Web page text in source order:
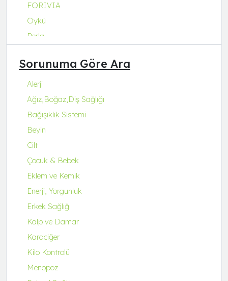
FORIVIA
Öykü
Perla
Q-Collagen
Q-Fit
Q-MENA
Q-UZU
ROBİN&ODİN
Sorunuma Göre Ara
Alerji
Ağız,Boğaz,Diş Sağlığı
Bağışıklık Sistemi
Beyin
Cilt
Çocuk & Bebek
Eklem ve Kemik
Enerji, Yorgunluk
Erkek Sağlığı
Kalp ve Damar
Karaciğer
Kilo Kontrolü
Menopoz